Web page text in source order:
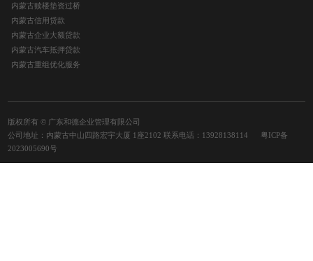
内蒙古赎楼垫资过桥
内蒙古信用贷款
内蒙古企业大额贷款
内蒙古汽车抵押贷款
内蒙古重组优化服务
版权所有 © 广东和德企业管理有限公司
公司地址：内蒙古中山四路宏宇大厦 1座2102 联系电话：13928138114
粤ICP备
2023005690号